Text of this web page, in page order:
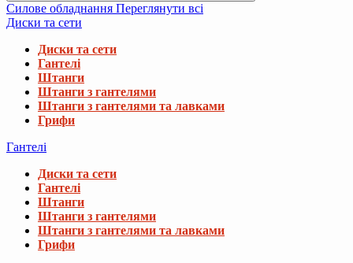
Силове обладнання Переглянути всі
Диски та сети
Диски та сети
Гантелі
Штанги
Штанги з гантелями
Штанги з гантелями та лавками
Грифи
Гантелі
Диски та сети
Гантелі
Штанги
Штанги з гантелями
Штанги з гантелями та лавками
Грифи